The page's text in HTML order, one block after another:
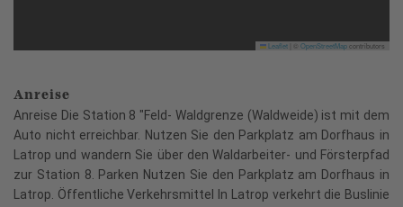
Leaflet OpenStreetMapcontributors
Anreise
Anreise Die Station 8 "Feld- Waldgrenze (Waldweide) ist mit dem
Auto nicht erreichbar. Nutzen Sie den Parkplatz am Dorfhaus in
Latrop und wandern Sie über den Waldarbeiter- und Försterpfad
zur Station 8. Parken Nutzen Sie den Parkplatz am Dorfhaus in
Latrop. Öffentliche Verkehrsmittel In Latrop verkehrt die Buslinie